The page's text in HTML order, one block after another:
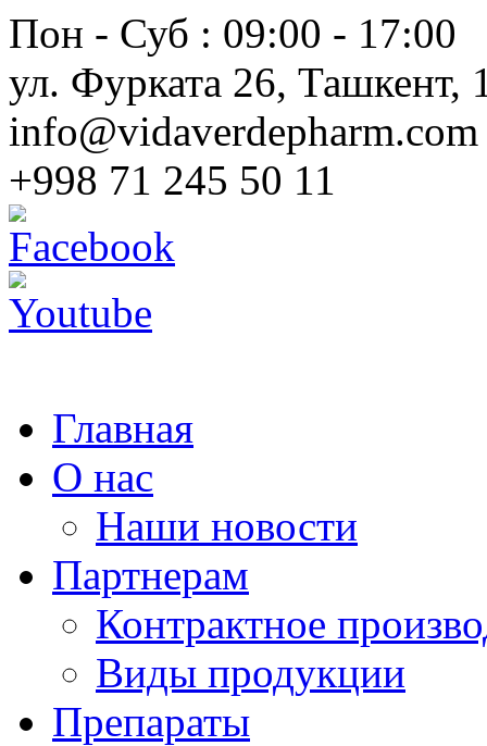
Пон - Суб : 09:00 - 17:00
ул. Фурката 26, Ташкент,
info@vidaverdepharm.com
+998 71 245 50 11
Главная
О нас
Наши новости
Партнерам
Контрактное
Виды продукции
Препараты